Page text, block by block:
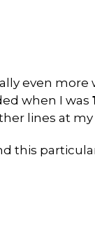
even
when I was
lines at
this